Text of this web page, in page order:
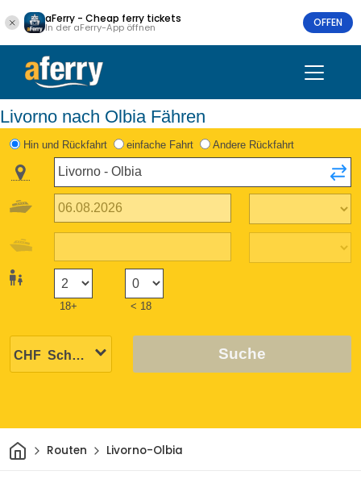
aFerry - Cheap ferry tickets
In der aFerry-App öffnen OFFEN
Livorno nach Olbia Fähren
Hin und Rückfahrt einfache Fahrt Andere Rückfahrt
18+ < 18
Suche
HeimRouten Livorno-Olbia